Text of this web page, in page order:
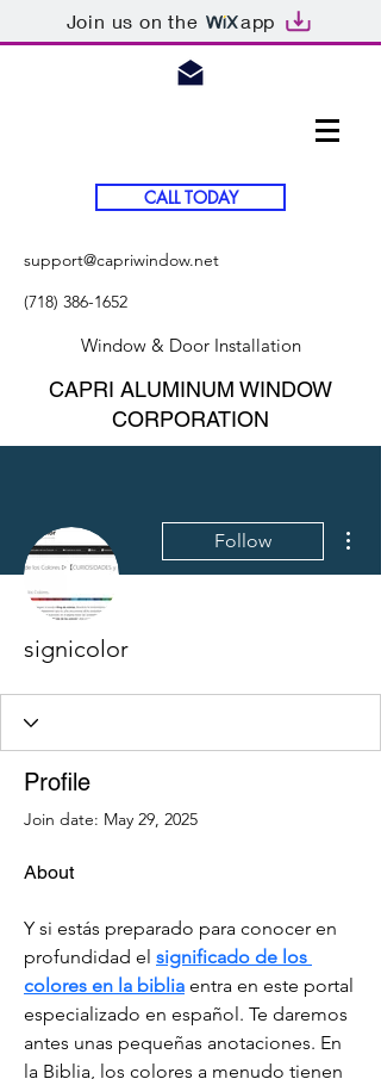
Join us on the app
CALL TODAY
support@capriwindow.net
(718) 386-1652
Window & Door Installation
CAPRI ALUMINUM WINDOW
CORPORATION
Follow
signicolor
Profile
Join date: May 29, 2025
About
Y si estás preparado para conocer en
profundidad el significado de los
colores en la biblia entra en este portal
especializado en español. Te daremos
antes unas pequeñas anotaciones. En
la Biblia, los colores a menudo tienen